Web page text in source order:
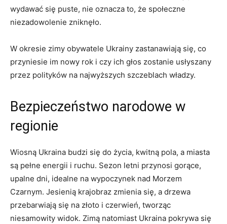
wydawać się puste, nie oznacza to, że⁢ społeczne
niezadowolenie‍ zniknęło.
W ‌okresie ⁢zimy obywatele ⁣Ukrainy ‍zastanawiają się, co
przyniesie im nowy rok i czy ich głos zostanie usłyszany
przez polityków na najwyższych szczeblach władzy.
Bezpieczeństwo narodowe ‍w ​
regionie
Wiosną Ukraina budzi się do życia, kwitną pola, a miasta
są ‍pełne energii i ​ruchu. Sezon letni przynosi⁤ gorące,⁢
upalne dni, idealne na wypoczynek nad Morzem
Czarnym. Jesienią krajobraz zmienia się, a drzewa
przebarwiają‍ się na złoto i czerwień, tworząc
niesamowity widok. ‍Zimą natomiast Ukraina pokrywa się